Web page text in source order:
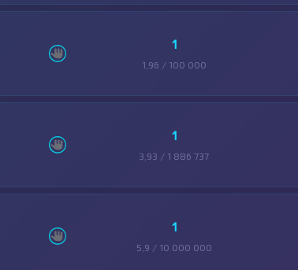
1
1,96 / 100 000
1
3,93 / 1 886 737
1
5,9 / 10 000 000